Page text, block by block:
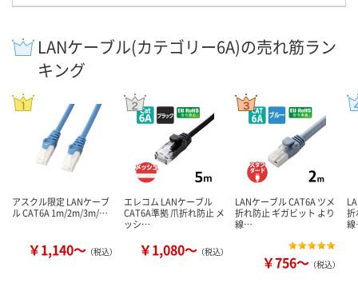
LANケーブル(カテゴリー6A)の売れ筋ラン
キング
アスクル限定 LANケーブ
ル CAT6A 1m/2m/3m/…
￥1,140～ （税込）
エレコム LANケーブル
CAT6A準拠 爪折れ防止 メ
ッシ…
￥1,080～ （税込）
LANケーブル CAT6A ツメ
折れ防止 ギガビット より
線…
￥756～ （税込）
折